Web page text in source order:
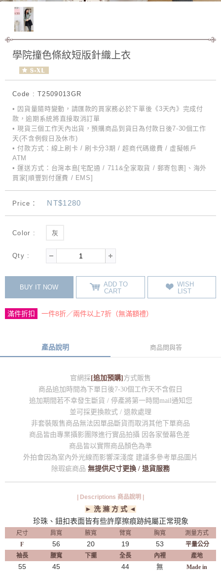
學院撞色條紋短版針織上衣
Code : T2509013GR
• 因貨量隨時變動，請匯款的買家務必於下單後《3天內》完成付
款，逾期系統將直接取消訂單
• 現貨三個工作天內出貨，預購商品到貨日為付款日後7-30個工作
天(不含例假日及休市)
• 付款方式：線上刷卡 / 刷卡分3期 / 超商代碼繳費 / 虛擬帳戶
ATM
• 運送方式：台灣本島[宅配通 / 711&全家取貨 / 郵寄包裹]、海外
買家[順豐到付運費 / EMS]
Price： NT$1280
Color : 灰
Qty :
BUY IT NOW
ADD TO
CART
WISH
LIST
滿件折扣 一件8折／兩件以上7折（無滿額禮）
產品說明 商品問與答
官網採 [追加預購] 方式販售
商品追加時間為下單日後7-30個工作天不含假日
追加期間若不幸發生斷貨 / 停產將第一時間mail通知您
並可採更換款式 / 退款處理
非套裝販售商品無法因單品斷貨而取消其他下單商品
商品皆由專業攝影團隊進行實品拍攝 因各家螢幕色差
商品皆以實際商品顏色為準
外拍會因為室內外光線而影響深淺度 建議多參考單品圖片
除瑕疵商品 無提供尺寸更換 / 退貨服務
| Descriptions 商品說明 |
► 洗 滌 方 式 ◄
珍珠、鈕扣表面皆有些許摩擦痕跡純屬正常現象
尺寸 肩寬 腋寬 臂寬 胸寬
測量方式
F
56 20 19 53
平量公分
袖長
腰寬 下擺 全長 內裡 產地
55 45 44 無
Made in